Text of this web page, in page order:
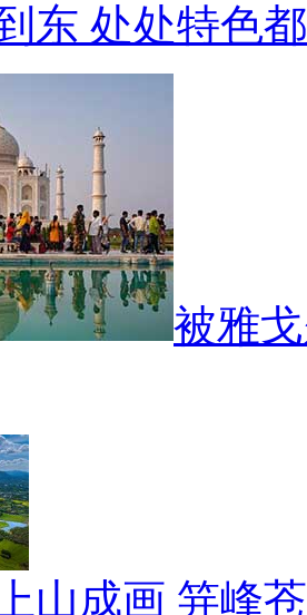
东 处处特色
被雅
山成画 笄峰